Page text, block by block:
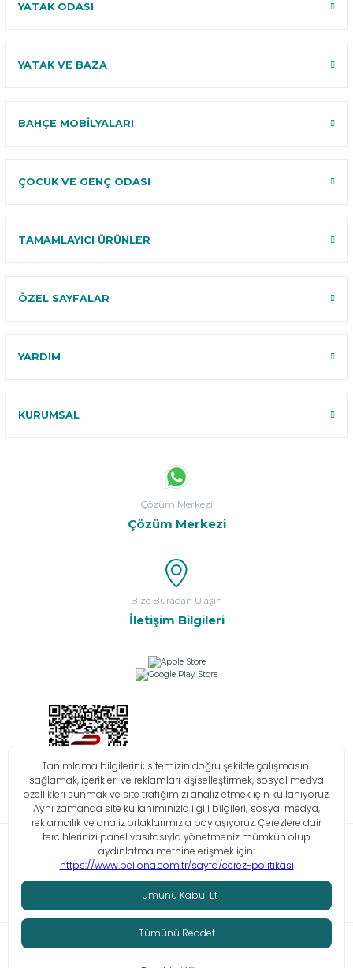
YATAK ODASI
YATAK VE BAZA
BAHÇE MOBİLYALARI
ÇOCUK VE GENÇ ODASI
TAMAMLAYICI ÜRÜNLER
ÖZEL SAYFALAR
YARDIM
KURUMSAL
Çözüm Merkezi
Çözüm Merkezi
Bize Buradan Ulaşın
İletişim Bilgileri
Bilgi Toplumu Hizmetleri KVKK Çerez Politikası İşlem Rehberi